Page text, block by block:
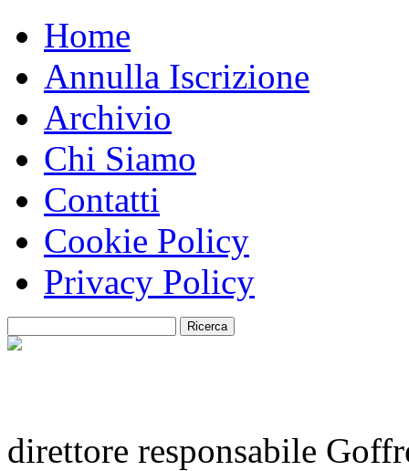
Home
Annulla Iscrizione
Archivio
Chi Siamo
Contatti
Cookie Policy
Privacy Policy
direttore responsabile